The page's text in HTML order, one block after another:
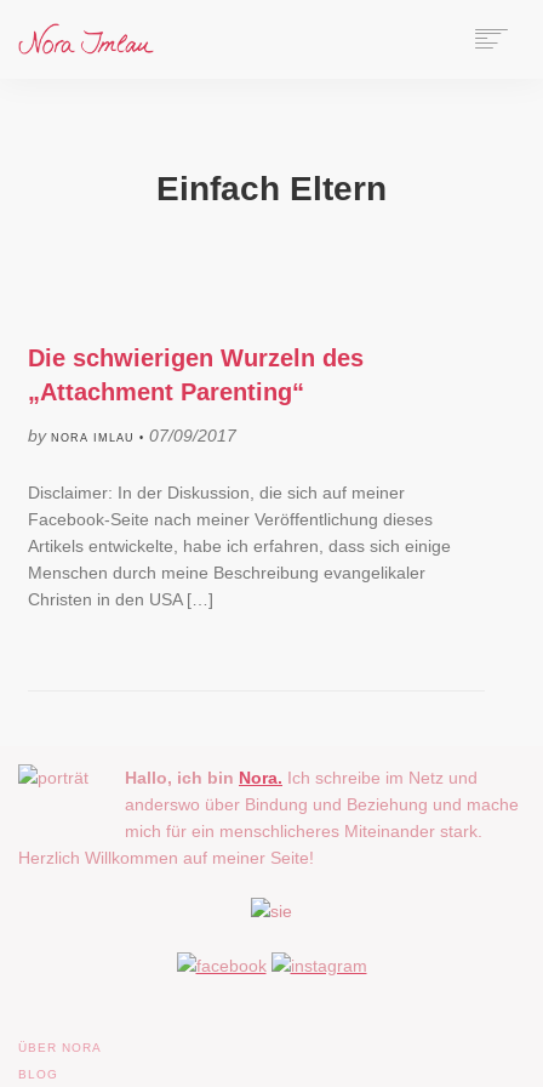
SEARCH
Einfach Eltern
Die schwierigen Wurzeln des
„Attachment Parenting“
by NORA IMLAU •07/09/2017
Disclaimer: In der Diskussion, die sich auf meiner
Facebook-Seite nach meiner Veröffentlichung dieses
Artikels entwickelte, habe ich erfahren, dass sich einige
Menschen durch meine Beschreibung evangelikaler
Christen in den USA […]
Hallo, ich bin Nora. Ich schreibe im Netz und
anderswo über Bindung und Beziehung und mache
mich für ein menschlicheres Miteinander stark.
Herzlich Willkommen auf meiner Seite!
ÜBER NORA
BLOG